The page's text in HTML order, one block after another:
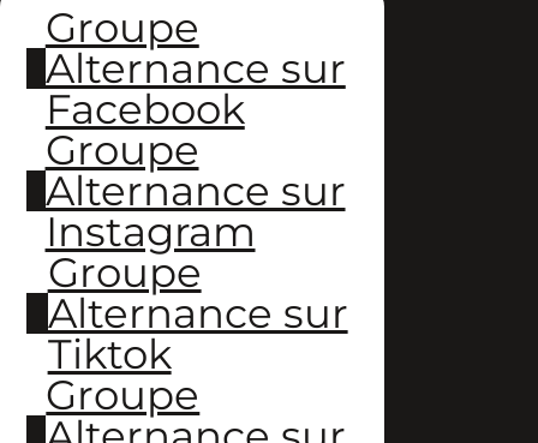
Groupe
Alternance sur
Facebook
Groupe
Alternance sur
Instagram
Groupe
Alternance sur
Tiktok
Groupe